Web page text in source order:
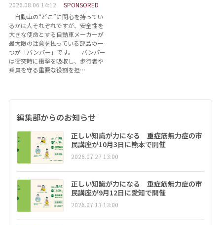
2026.08.06 14:12
SPONSORED
自動車の“どこ”に関心を持ってい
るかは人それぞれですが、安全性を
大きな使命とする自動車メーカーが
最大限の注意を払っている部品の一
つが「バンパー」です。 バンパー
は衝突時に衝撃を吸収し、歩行者や
乗員を守る重要な役割を担…
編集部からのお知らせ
正しい知識が力になる 重症筋無力症の市
民講座が10月3日に熊本で開催
2026.07.27 13:00
正しい知識が力になる 重症筋無力症の市
民講座が9月12日に愛知で開催
2026.07.13 13:00